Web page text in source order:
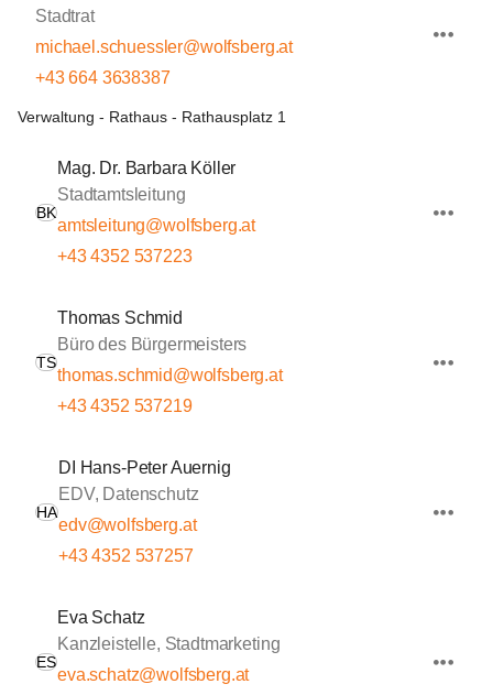
Stadtrat
michael.schuessler@wolfsberg.at
+43 664 3638387
Verwaltung - Rathaus - Rathausplatz 1
BK
Mag. Dr. Barbara Köller
Stadtamtsleitung
amtsleitung@wolfsberg.at
+43 4352 537223
TS
Thomas Schmid
Büro des Bürgermeisters
thomas.schmid@wolfsberg.at
+43 4352 537219
HA
DI Hans-Peter Auernig
EDV, Datenschutz
edv@wolfsberg.at
+43 4352 537257
ES
Eva Schatz
Kanzleistelle, Stadtmarketing
eva.schatz@wolfsberg.at